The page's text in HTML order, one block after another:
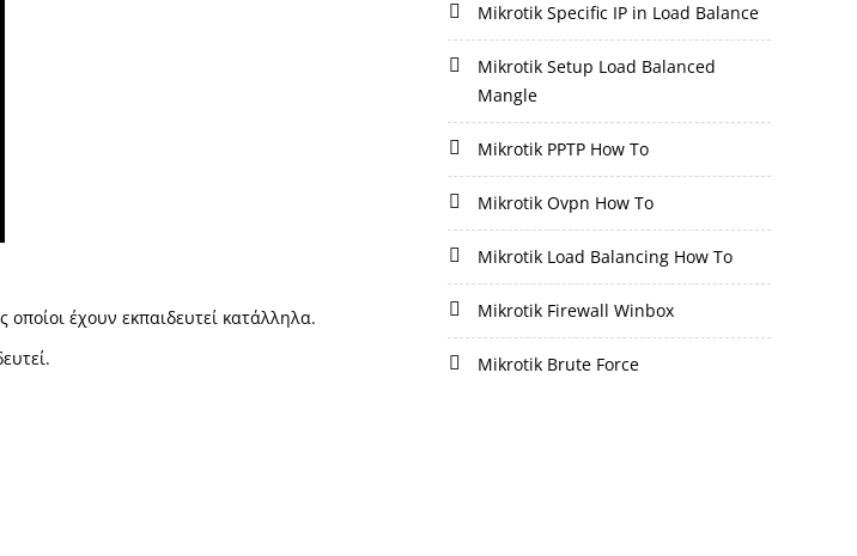
έχουν εκπαιδευτεί κατάλληλα.
Mikrotik Specific IP in Load Balance
Mikrotik Setup Load Balanced
Mangle
Mikrotik PPTP How To
Mikrotik Ovpn How To
Mikrotik Load Balancing How To
Mikrotik Firewall Winbox
Mikrotik Brute Force